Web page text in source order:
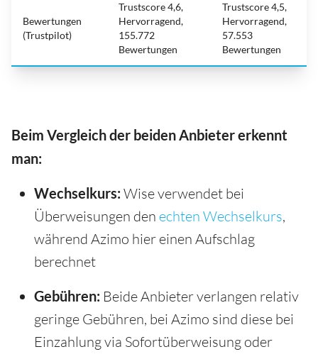
Bewertungen
(Trustpilot)
Trustscore 4,6,
Hervorragend,
155.772
Bewertungen
Trustscore 4,5,
Hervorragend,
57.553
Bewertungen
Beim Vergleich der beiden Anbieter erkennt
man:
Wechselkurs: Wise verwendet bei
Überweisungen den echten Wechselkurs,
während Azimo hier einen Aufschlag
berechnet
Gebühren: Beide Anbieter verlangen relativ
geringe Gebühren, bei Azimo sind diese bei
Einzahlung via Sofortüberweisung oder